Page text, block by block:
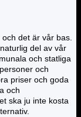
det är vår bas.
del av vår
och statliga
och
priser och goda
och
ska ju inte kosta